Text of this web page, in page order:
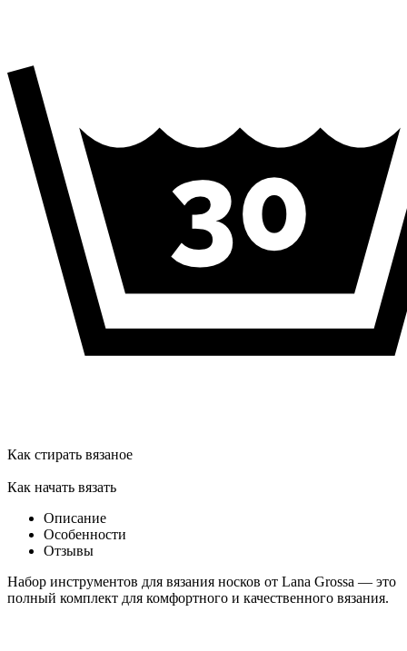
Как стирать вязаное
Как начать вязать
Описание
Особенности
Отзывы
Набор инструментов для вязания носков от Lana Grossa — это
полный комплект для комфортного и качественного вязания.